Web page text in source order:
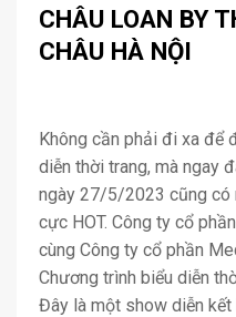
CHÂU LOAN BY
CHÂU HÀ NỘI
Không cần phải đi xa để
diễn thời trang, mà ngay
ngày 27/5/2023 cũng có
cực HOT. Công ty cổ
cùng Công ty cổ phần
Chương trình biểu diễn
Đây là một show diễn